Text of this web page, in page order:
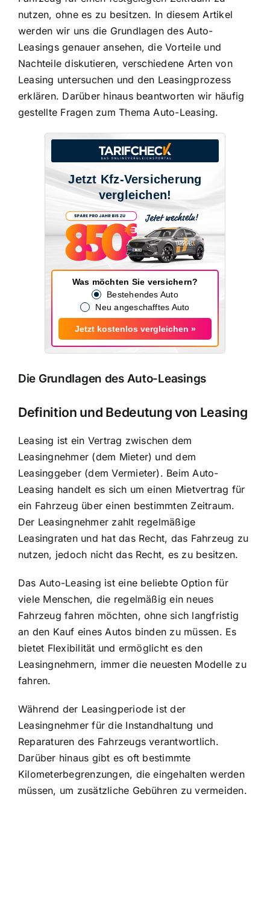
nutzen, ohne es zu besitzen. In diesem Artikel
werden wir uns die Grundlagen des Auto-
Leasings genauer ansehen, die Vorteile und
Nachteile diskutieren, verschiedene Arten von
Leasing untersuchen und den Leasingprozess
erklären. Darüber hinaus beantworten wir häufig
gestellte Fragen zum Thema Auto-Leasing.
Jetzt Kfz-Versicherung
vergleichen!
Was möchten Sie versichern?
Bestehendes Auto
Neu angeschafftes Auto
Jetzt kostenlos vergleichen »
Die Grundlagen des Auto-Leasings
Definition und Bedeutung von Leasing
Leasing ist ein Vertrag zwischen dem
Leasingnehmer (dem Mieter) und dem
Leasinggeber (dem Vermieter). Beim Auto-
Leasing handelt es sich um einen Mietvertrag für
ein Fahrzeug über einen bestimmten Zeitraum.
Der Leasingnehmer zahlt regelmäßige
Leasingraten und hat das Recht, das Fahrzeug zu
nutzen, jedoch nicht das Recht, es zu besitzen.
Das Auto-Leasing ist eine beliebte Option für
viele Menschen, die regelmäßig ein neues
Fahrzeug fahren möchten, ohne sich langfristig
an den Kauf eines Autos binden zu müssen. Es
bietet Flexibilität und ermöglicht es den
Leasingnehmern, immer die neuesten Modelle zu
fahren.
Während der Leasingperiode ist der
Leasingnehmer für die Instandhaltung und
Reparaturen des Fahrzeugs verantwortlich.
Darüber hinaus gibt es oft bestimmte
Kilometerbegrenzungen, die eingehalten werden
müssen, um zusätzliche Gebühren zu vermeiden.